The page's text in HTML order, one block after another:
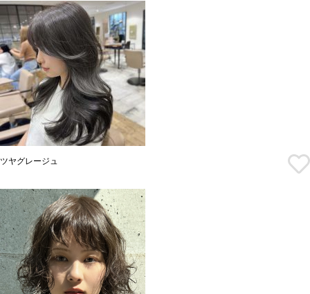
ツヤグレージュ